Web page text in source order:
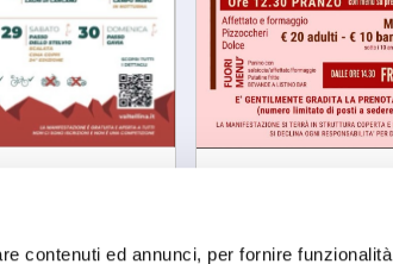
contenuti ed annunci, per fornire
2026